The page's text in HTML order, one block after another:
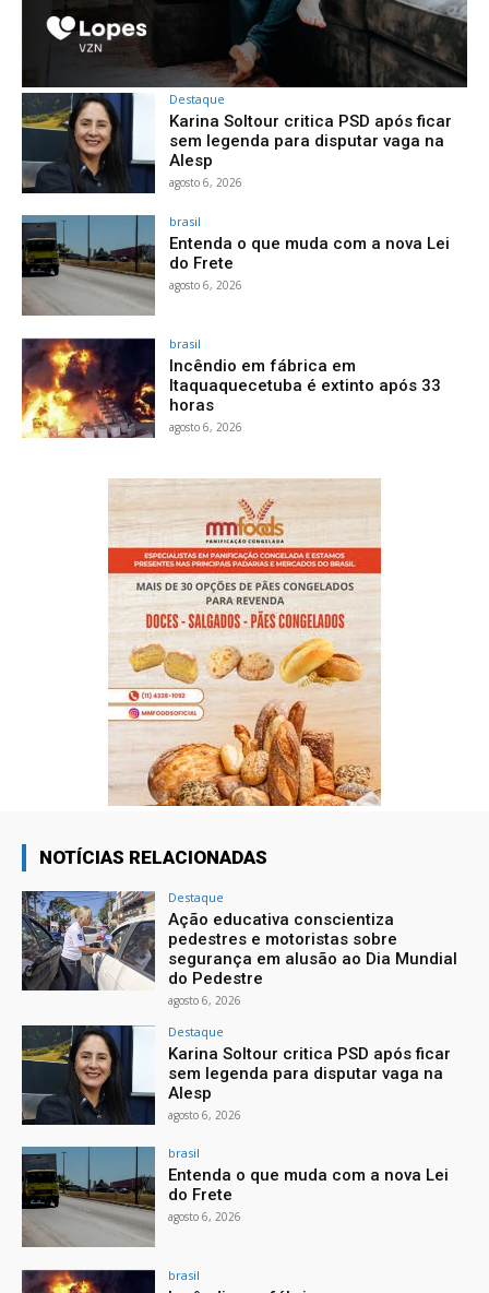
Destaque
Karina Soltour critica PSD após ficar
sem legenda para disputar vaga na
Alesp
agosto 6, 2026
brasil
Entenda o que muda com a nova Lei
do Frete
agosto 6, 2026
brasil
Incêndio em fábrica em
Itaquaquecetuba é extinto após 33
horas
agosto 6, 2026
NOTÍCIAS RELACIONADAS
Destaque
Ação educativa conscientiza
pedestres e motoristas sobre
segurança em alusão ao Dia Mundial
do Pedestre
agosto 6, 2026
Destaque
Karina Soltour critica PSD após ficar
sem legenda para disputar vaga na
Alesp
agosto 6, 2026
brasil
Entenda o que muda com a nova Lei
do Frete
agosto 6, 2026
brasil